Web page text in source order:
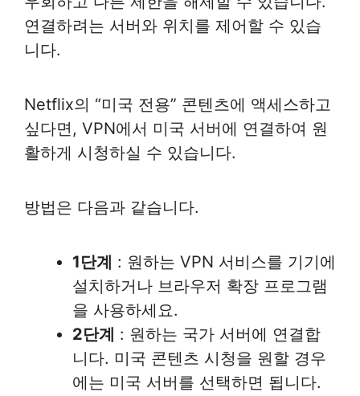
연결하려는 서버와 위치를 제어할 수 있습
니다.
Netflix의 “미국 전용” 콘텐츠에 액세스하고
싶다면, VPN에서 미국 서버에 연결하여 원
활하게 시청하실 수 있습니다.
방법은 다음과 같습니다.
1단계 : 원하는 VPN 서비스를 기기에
설치하거나 브라우저 확장 프로그램
을 사용하세요.
2단계 : 원하는 국가 서버에 연결합
니다. 미국 콘텐츠 시청을 원할 경우
에는 미국 서버를 선택하면 됩니다.